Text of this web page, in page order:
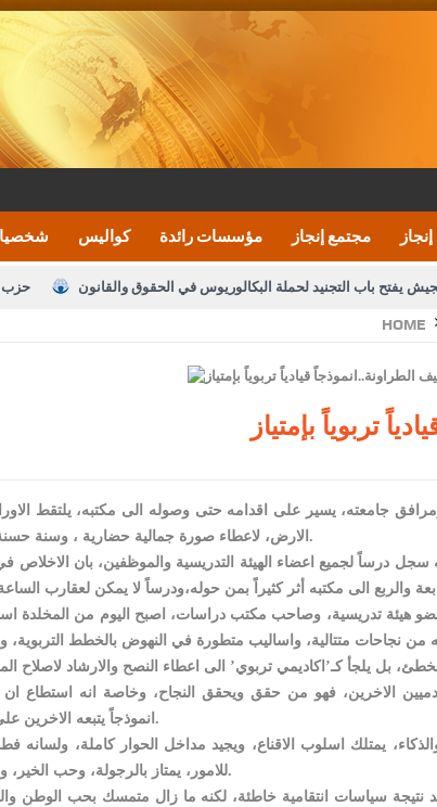
كواليس مؤسسات رائدة مجتمع إنجاز
حزب يفتح باب التجنيد لحملة البكالوريوس في الحقوق والقانون
الصحف اليومية ويؤكد حرص مجلس النواب على شراكة فاعلة مع الإعلام
دعوة المكلفين الملك يلتقي مجموعة من رفاق السلاح
HOME
تربوياً بإمتياز
جامعته، يسير على اقدامه حتى وصوله الى مكتبه، يلتقط
الارض، لاعطاء صورة جمالية حضارية ، وسنة حسنة يتبعها من خلفه.
سجل درساً لجميع اعضاء الهيئة التدريسية والموظفين، بان الاخلاص
وعضو هيئة تدريسية، وصاحب مكتب دراسات، اصبح اليوم من المخلدة
الاخرين، فهو من حقق ويحقق النجاح، وخاصة انه استطاع
انموذجاً يتبعه الاخرين على منهجه وافكاره.
يمتلك اسلوب الاقناع، ويجيد مداخل الحوار كاملة، ولسانه
للامور، يمتاز بالرجولة، وحب الخير، ومساعدة الاخرين.
نتيجة سياسات انتقامية خاطئة، لكنه ما زال متمسك بحب الوطن